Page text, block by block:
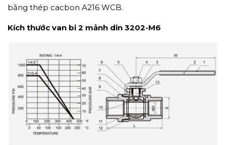
bằng thép cacbon A216 WCB.
Kích thước van bi 2 mảnh din 3202-M6